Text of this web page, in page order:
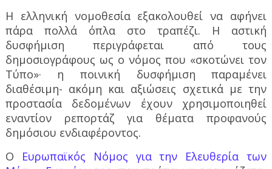
Η ελληνική νομοθεσία εξακολουθεί να αφήνει
πάρα πολλά όπλα στο τραπέζι. Η αστική
δυσφήμιση περιγράφεται από τους
δημοσιογράφους ως ο νόμος που «σκοτώνει τον
Τύπο»· η ποινική δυσφήμιση παραμένει
διαθέσιμη- ακόμη και αξιώσεις σχετικά με την
προστασία δεδομένων έχουν χρησιμοποιηθεί
εναντίον ρεπορτάζ για θέματα προφανούς
δημόσιου ενδιαφέροντος.
Ο Ευρωπαϊκός Νόμος για την Ελευθερία των